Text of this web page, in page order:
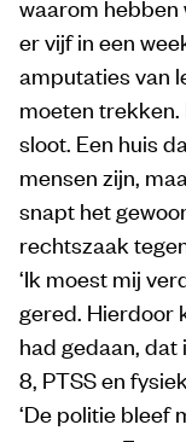
waarom hebben
er vijf in een
amputaties van
moeten
sloot. Een huis
mensen zijn,
snapt het
rechtszaak
‘Ik moest mij
gered. Hierdoor
had gedaan, dat
8, PTSS en
‘De politie bleef